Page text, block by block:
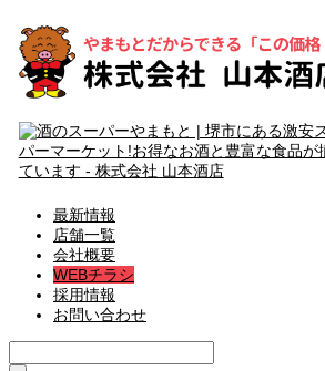
最新情報
店舗一覧
会社概要
WEBチラシ
採用情報
お問い合わせ